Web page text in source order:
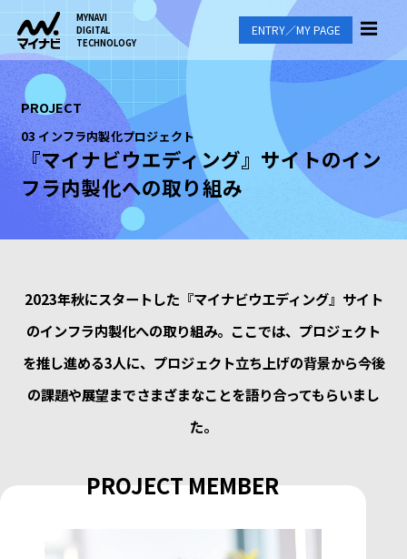
MYNAVI
DIGITAL
TECHNOLOGY
ENTRY／MY PAGE
PROJECT
03 インフラ内製化プロジェクト
『マイナビウエディング』サイトのイン
フラ内製化への取り組み
2023年秋にスタートした『マイナビウエディング』サイト
のインフラ内製化への取り組み。ここでは、プロジェクト
を推し進める3人に、プロジェクト立ち上げの背景から今後
の課題や展望までさまざまなことを語り合ってもらいまし
た。
PROJECT MEMBER